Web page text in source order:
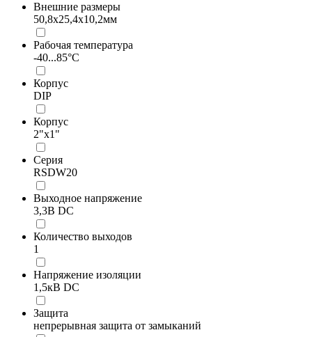
Внешние размеры
50,8x25,4x10,2мм
Рабочая температура
-40...85°C
Корпус
DIP
Корпус
2"x1"
Серия
RSDW20
Выходное напряжение
3,3В DC
Количество выходов
1
Напряжение изоляции
1,5кВ DC
Защита
непрерывная защита от замыканий